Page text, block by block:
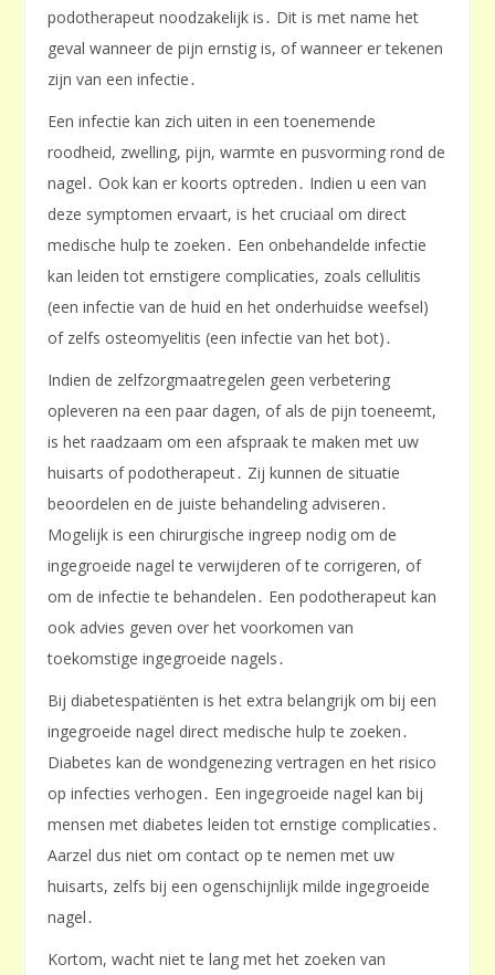
podotherapeut noodzakelijk is․ Dit is met name het
geval wanneer de pijn ernstig is, of wanneer er tekenen
zijn van een infectie․
Een infectie kan zich uiten in een toenemende
roodheid, zwelling, pijn, warmte en pusvorming rond de
nagel․ Ook kan er koorts optreden․ Indien u een van
deze symptomen ervaart, is het cruciaal om direct
medische hulp te zoeken․ Een onbehandelde infectie
kan leiden tot ernstigere complicaties, zoals cellulitis
(een infectie van de huid en het onderhuidse weefsel)
of zelfs osteomyelitis (een infectie van het bot)․
Indien de zelfzorgmaatregelen geen verbetering
opleveren na een paar dagen, of als de pijn toeneemt,
is het raadzaam om een afspraak te maken met uw
huisarts of podotherapeut․ Zij kunnen de situatie
beoordelen en de juiste behandeling adviseren․
Mogelijk is een chirurgische ingreep nodig om de
ingegroeide nagel te verwijderen of te corrigeren, of
om de infectie te behandelen․ Een podotherapeut kan
ook advies geven over het voorkomen van
toekomstige ingegroeide nagels․
Bij diabetespatiënten is het extra belangrijk om bij een
ingegroeide nagel direct medische hulp te zoeken․
Diabetes kan de wondgenezing vertragen en het risico
op infecties verhogen․ Een ingegroeide nagel kan bij
mensen met diabetes leiden tot ernstige complicaties․
Aarzel dus niet om contact op te nemen met uw
huisarts, zelfs bij een ogenschijnlijk milde ingegroeide
nagel․
Kortom, wacht niet te lang met het zoeken van